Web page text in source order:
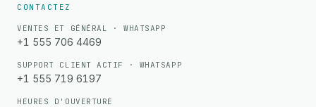
CONTACTEZ
VENTES ET GÉNÉRAL · WHATSAPP
+1 555 706 4469
SUPPORT CLIENT ACTIF · WHATSAPP
+1 555 719 6197
HEURES D'OUVERTURE